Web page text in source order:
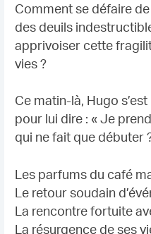
Comment se défaire
des deuils
apprivoiser cette
vies ?
Ce matin-là, Hugo
pour lui dire : « Je
qui ne fait que débuter
Les parfums du café
Le retour soudain
La rencontre fortuite
La résurgence de ses